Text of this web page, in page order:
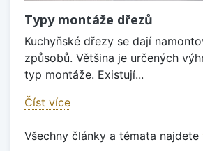
Typy montáže dřezů
Kuchyňské dřezy se dají
způsobů. Většina je určených
typ montáže. Existují...
Číst více
Všechny články a témata najdete